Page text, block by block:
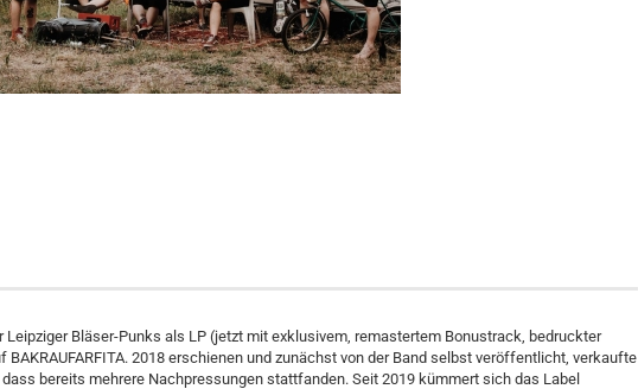
Bläser-Punks als LP (jetzt mit exklusivem, remastertem Bonustrack, bedruckter
2018 erschienen und zunächst von der Band selbst veröffentlicht, verkaufte
dass bereits mehrere Nachpressungen stattfanden. Seit 2019 kümmert sich das Label